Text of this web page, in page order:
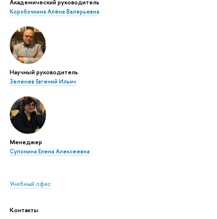
Академический руководитель
Коробочкина Алёна Валерьевна
Научный руководитель
Зеленев Евгений Ильич
Менеджер
Супонина Елена Алексеевна
Учебный офис
Контакты